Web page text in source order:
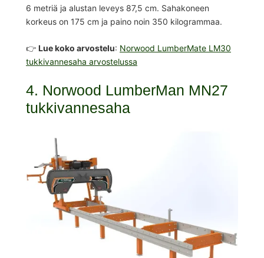
6 metriä ja alustan leveys 87,5 cm. Sahakoneen
korkeus on 175 cm ja paino noin 350 kilogrammaa.
👉 Lue koko arvostelu: Norwood LumberMate LM30
tukkivannesaha arvostelussa
4. Norwood LumberMan MN27
tukkivannesaha